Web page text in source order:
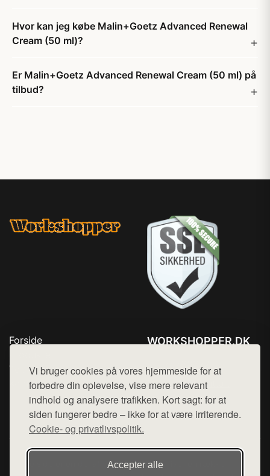
Vi bruger cookies på vores hjemmeside for at
forbedre din oplevelse, vise mere relevant
indhold og analysere trafikken. Kort sagt: for at
siden fungerer bedre – ikke for at være irriterende.
Cookie- og privatlivspolitik.
Accepter alle
Hvor kan jeg købe Malin+Goetz Advanced Renewal
Cream (50 ml)?
Er Malin+Goetz Advanced Renewal Cream (50 ml) på
tilbud?
Forside
Top Rabatter
Kontakt
WORKSHOPPER.DK
Mail: hej@want.dk
Cookie- og privatlivspolitik
Denne side er en del af want.dk, der udgiver en række